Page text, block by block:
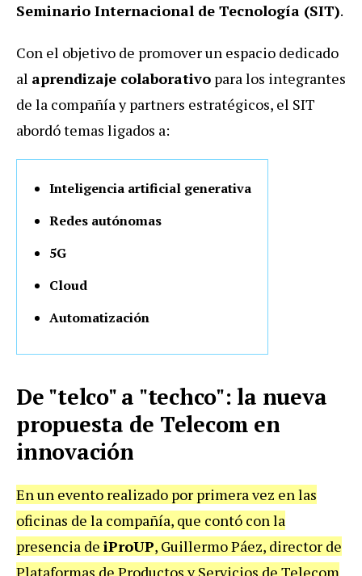
Seminario Internacional de Tecnología (SIT).
Con el objetivo de promover un espacio dedicado
al aprendizaje colaborativo para los integrantes
de la compañía y partners estratégicos, el SIT
abordó temas ligados a:
Inteligencia artificial generativa
Redes autónomas
5G
Cloud
Automatización
De "telco" a "techco": la nueva
propuesta de Telecom en
innovación
En un evento realizado por primera vez en las
oficinas de la compañía, que contó con la
presencia de iProUP, Guillermo Páez, director de
Plataformas de Productos y Servicios de Telecom